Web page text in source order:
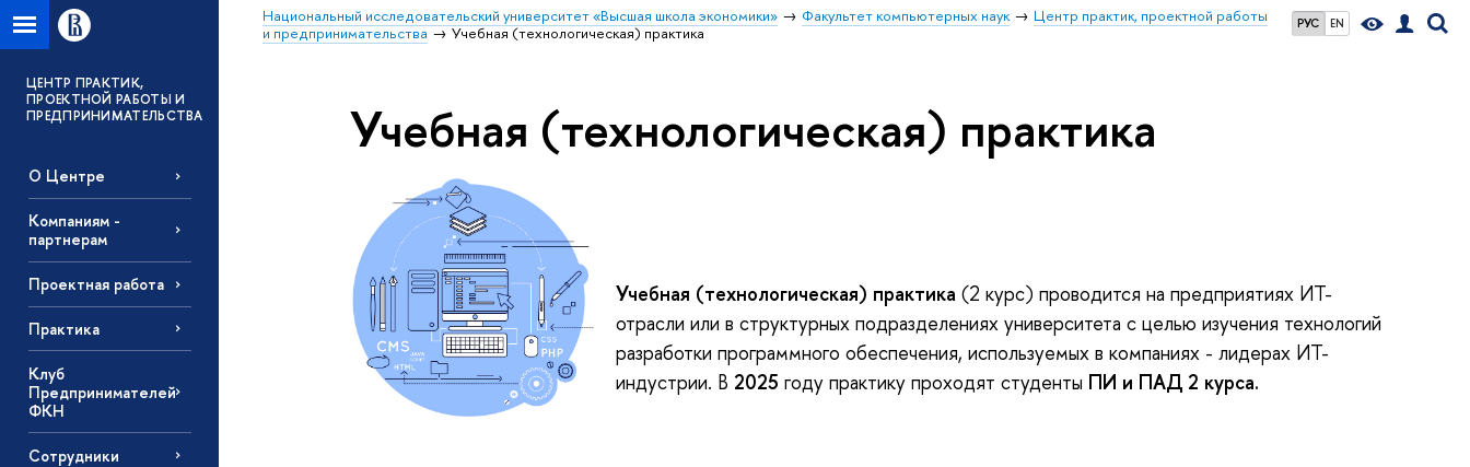
РУС EN
Национальный исследовательский университет «Высшая школа экономики» Факультет компьютерных наук
Центр практик, проектной работы
и предпринимательства
Учебная (технологическая) практика
ЦЕНТР ПРАКТИК,
ПРОЕКТНОЙ РАБОТЫ И
ПРЕДПРИНИМАТЕЛЬСТВА
О Центре
Компаниям -
партнерам
Проектная работа
Практика
Клуб
Предпринимателей
ФКН
Сотрудники
Учебная (технологическая) практика
Учебная (технологическая) практика(2 курс) проводится на предприятиях ИТ-
отрасли или в структурных подразделениях университета с целью изучения технологий
разработки программного обеспечения, используемых в компаниях - лидерах ИТ-
индустрии. В 2025 году практику проходят студенты ПИ и ПАД 2 курса.